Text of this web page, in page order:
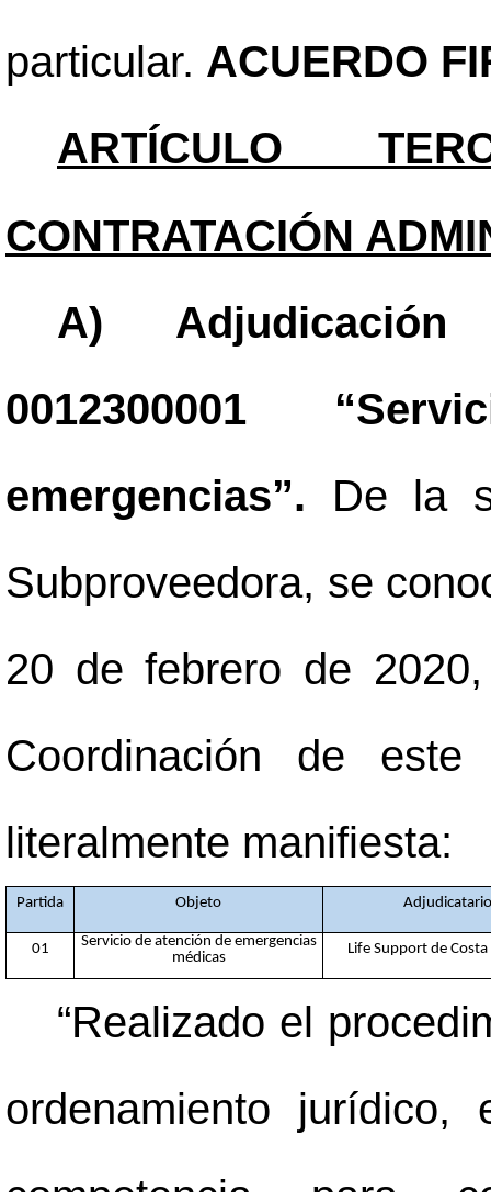
particular. ACUERDO
ARTÍCULO
CONTRATACIÓN
A) Adjudicación
0012300001
emergencias”. De la
Subproveedora, se
20 de febrero de
Coordinación de
literalmente manifiesta:
Partida Objeto Adjudicatario
01
Servicio de atención de emergencias
médicas
Life Support de Costa
“Realizado el
ordenamiento jurídico,